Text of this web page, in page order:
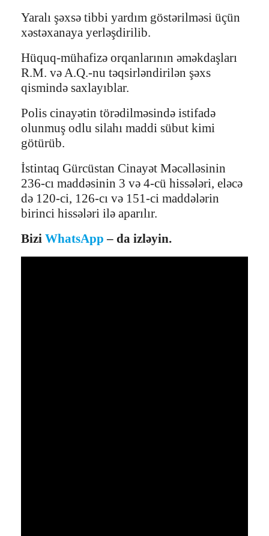
Yaralı şəxsə tibbi yardım göstərilməsi üçün
xəstəxanaya yerləşdirilib.
Hüquq-mühafizə orqanlarının əməkdaşları
R.M. və A.Q.-nu təqsirləndirilən şəxs
qismində saxlayıblar.
Polis cinayətin törədilməsində istifadə
olunmuş odlu silahı maddi sübut kimi
götürüb.
İstintaq Gürcüstan Cinayət Məcəlləsinin
236-cı maddəsinin 3 və 4-cü hissələri, eləcə
də 120-ci, 126-cı və 151-ci maddələrin
birinci hissələri ilə aparılır.
Bizi WhatsApp – da izləyin.